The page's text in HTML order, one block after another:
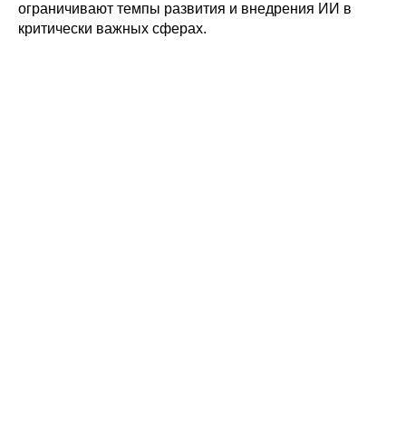
ограничивают темпы развития и внедрения ИИ в
критически важных сферах.